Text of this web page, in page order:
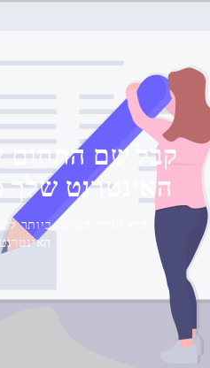
קבל שם התחום
האינטרנט שלך